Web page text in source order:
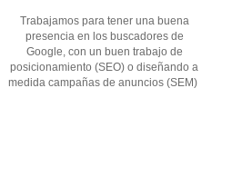
Trabajamos para tener una buena
presencia en los buscadores de
Google, con un buen trabajo de
posicionamiento (SEO) o diseñando a
medida campañas de anuncios (SEM)